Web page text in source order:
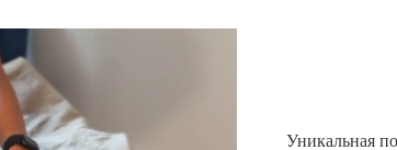
Уникальная